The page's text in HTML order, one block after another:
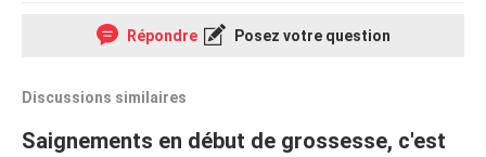
Répondre Posez votre question
Discussions similaires
Saignements en début de grossesse, c'est